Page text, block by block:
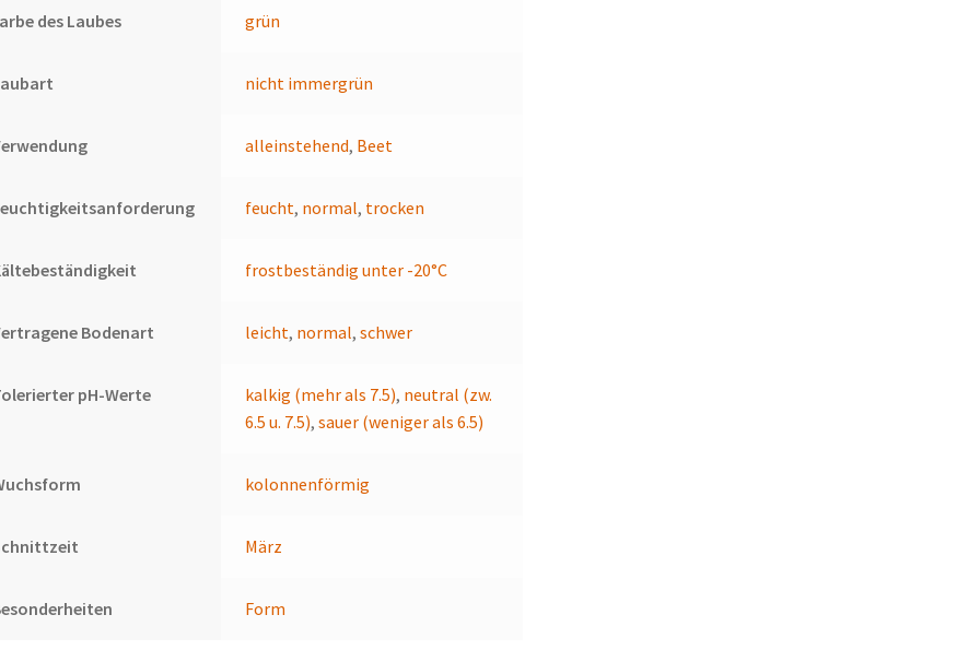
des Laubes grün
nicht immergrün
alleinstehend, Beet
feucht, normal, trocken
frostbeständig unter -20°C
Bodenart leicht, normal,schwer
pH-Werte kalkig (mehr als 7.5), neutral (zw.
6.5 u. 7.5),sauer (weniger als 6.5)
kolonnenförmig
März
Form